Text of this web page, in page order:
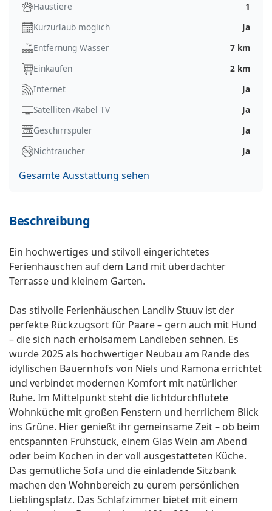
Haustiere
1
Kurzurlaub möglich
Ja
Entfernung Wasser
7 km
Einkaufen
2 km
Internet
Ja
Satelliten-/Kabel TV
Ja
Geschirrspüler
Ja
Nichtraucher
Ja
Gesamte Ausstattung sehen
Beschreibung
Ein hochwertiges und stilvoll eingerichtetes
Ferienhäuschen auf dem Land mit überdachter
Terrasse und kleinem Garten.
Das stilvolle Ferienhäuschen Landliv Stuuv ist der
perfekte Rückzugsort für Paare – gern auch mit Hund
– die sich nach erholsamem Landleben sehnen. Es
wurde 2025 als hochwertiger Neubau am Rande des
idyllischen Bauernhofs von Niels und Ramona errichtet
und verbindet modernen Komfort mit natürlicher
Ruhe. Im Mittelpunkt steht die lichtdurchflutete
Wohnküche mit großen Fenstern und herrlichem Blick
ins Grüne. Hier genießt ihr gemeinsame Zeit – ob beim
entspannten Frühstück, einem Glas Wein am Abend
oder beim Kochen in der voll ausgestatteten Küche.
Das gemütliche Sofa und die einladende Sitzbank
machen den Wohnbereich zu eurem persönlichen
Lieblingsplatz. Das Schlafzimmer bietet mit einem